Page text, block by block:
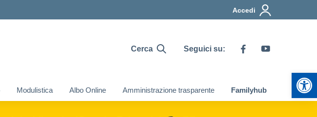
Accedi
Cerca Seguici su:
Modulistica Albo Online Amministrazione trasparente Familyhub